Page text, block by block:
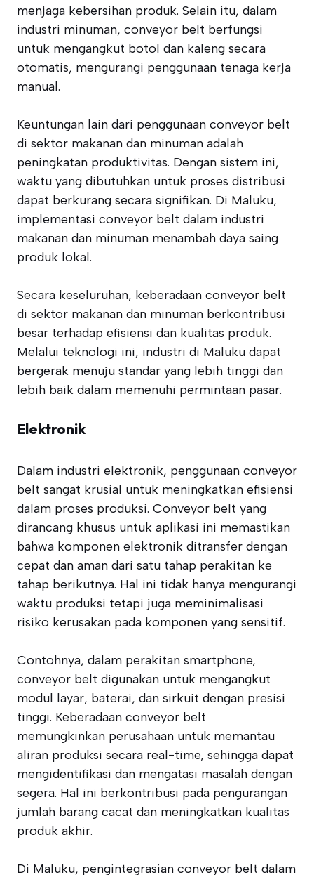
menjaga kebersihan produk. Selain itu, dalam
industri minuman, conveyor belt berfungsi
untuk mengangkut botol dan kaleng secara
otomatis, mengurangi penggunaan tenaga kerja
manual.
Keuntungan lain dari penggunaan conveyor belt
di sektor makanan dan minuman adalah
peningkatan produktivitas. Dengan sistem ini,
waktu yang dibutuhkan untuk proses distribusi
dapat berkurang secara signifikan. Di Maluku,
implementasi conveyor belt dalam industri
makanan dan minuman menambah daya saing
produk lokal.
Secara keseluruhan, keberadaan conveyor belt
di sektor makanan dan minuman berkontribusi
besar terhadap efisiensi dan kualitas produk.
Melalui teknologi ini, industri di Maluku dapat
bergerak menuju standar yang lebih tinggi dan
lebih baik dalam memenuhi permintaan pasar.
Elektronik
Dalam industri elektronik, penggunaan conveyor
belt sangat krusial untuk meningkatkan efisiensi
dalam proses produksi. Conveyor belt yang
dirancang khusus untuk aplikasi ini memastikan
bahwa komponen elektronik ditransfer dengan
cepat dan aman dari satu tahap perakitan ke
tahap berikutnya. Hal ini tidak hanya mengurangi
waktu produksi tetapi juga meminimalisasi
risiko kerusakan pada komponen yang sensitif.
Contohnya, dalam perakitan smartphone,
conveyor belt digunakan untuk mengangkut
modul layar, baterai, dan sirkuit dengan presisi
tinggi. Keberadaan conveyor belt
memungkinkan perusahaan untuk memantau
aliran produksi secara real-time, sehingga dapat
mengidentifikasi dan mengatasi masalah dengan
segera. Hal ini berkontribusi pada pengurangan
jumlah barang cacat dan meningkatkan kualitas
produk akhir.
Di Maluku, pengintegrasian conveyor belt dalam